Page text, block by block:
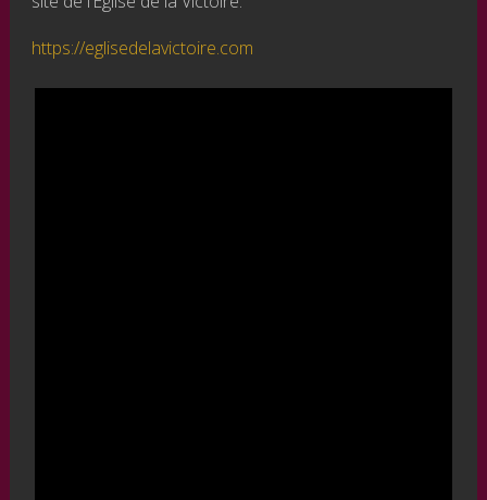
https://eglisedelavictoire.com